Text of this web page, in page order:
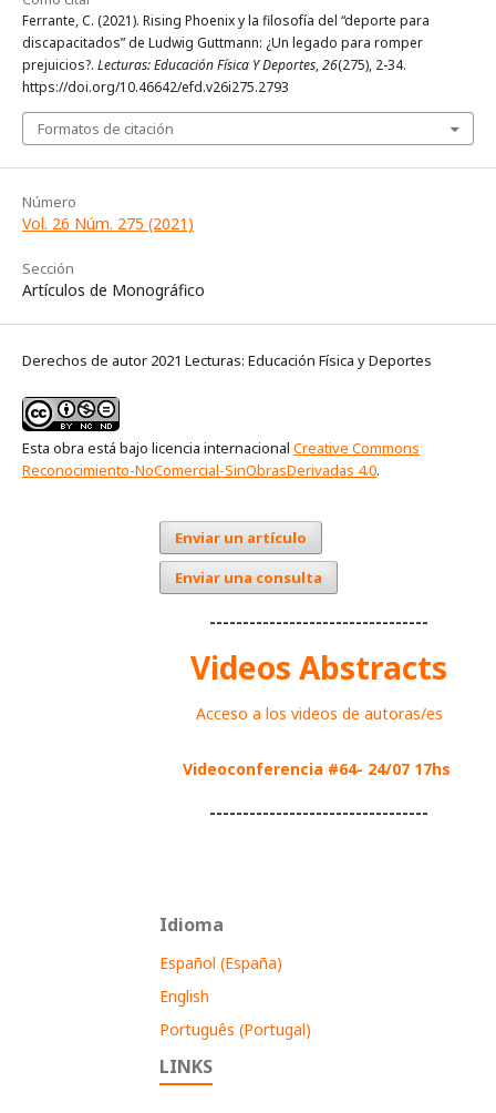
Ferrante, C. (2021). Rising Phoenix y la filosofía del “deporte para
discapacitados” de Ludwig Guttmann: ¿Un legado para romper
prejuicios?. Lecturas: Educación Física Y Deportes,26(275), 2-34.
https://doi.org/10.46642/efd.v26i275.2793
Formatos de citación
Número
Vol. 26 Núm. 275 (2021)
Sección
Artículos de Monográfico
Derechos de autor 2021 Lecturas: Educación Física y Deportes
Esta obra está bajo licencia internacional Creative Commons
Reconocimiento-NoComercial-SinObrasDerivadas 4.0.
Enviar un artículo
Enviar una consulta
---------------------------------
Videos Abstracts
Acceso a los videos de autoras/es
Videoconferencia #64- 24/07 17hs
---------------------------------
Idioma
Español (España)
English
Português (Portugal)
LINKS